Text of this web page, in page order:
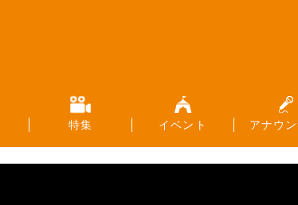
特集 イベント アナウ